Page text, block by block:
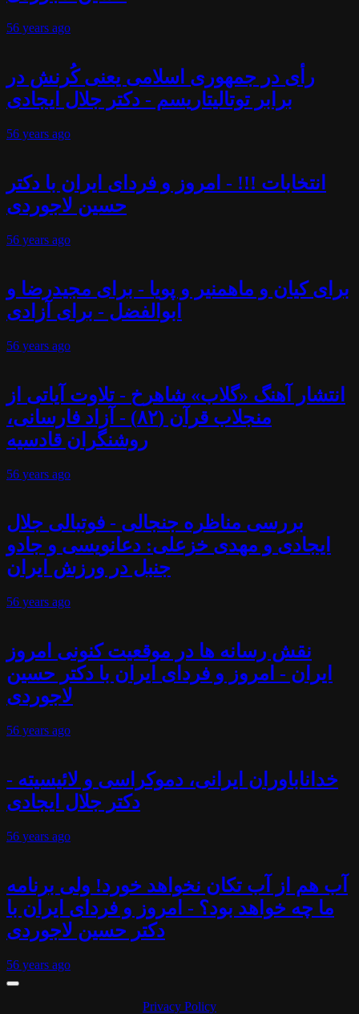
56 years ago
رأی در جمهوری اسلامی یعنی کُرنش در
برابر توتالیتاریسم - دکتر جلال ایجادی
56 years ago
انتخابات !!! - امروز و فردای ایران با دکتر
حسین لاجوردی
56 years ago
برای کیان و ماهمنیر و پویا - برای مجیدرضا و
ابوالفضل - برای آزادی
56 years ago
انتشار آهنگ «گلاب» شاهرخ - تلاوت آیاتی از
منجلاب قرآن (۸۲) - آزاد فارسانی،
روشنگران قادسیه
56 years ago
بررسی مناظره جنجالی - فوتبالی جلال
ایجادی و مهدی خزعلی: دعانویسی و جادو
جنبل در ورزش ایران
56 years ago
نقش رسانه ها در موقعیت کنونی امروز
ایران - امروز و فردای ایران با دکتر حسین
لاجوردی
56 years ago
خداناباوران ایرانی، دموکراسی و لائیسیته -
دکتر جلال ایجادی
56 years ago
آب هم از آب تکان نخواهد خورد! ولی برنامه
ما چه خواهد بود؟ - امروز و فردای ایران با
دکتر حسین لاجوردی
56 years ago
Privacy Policy